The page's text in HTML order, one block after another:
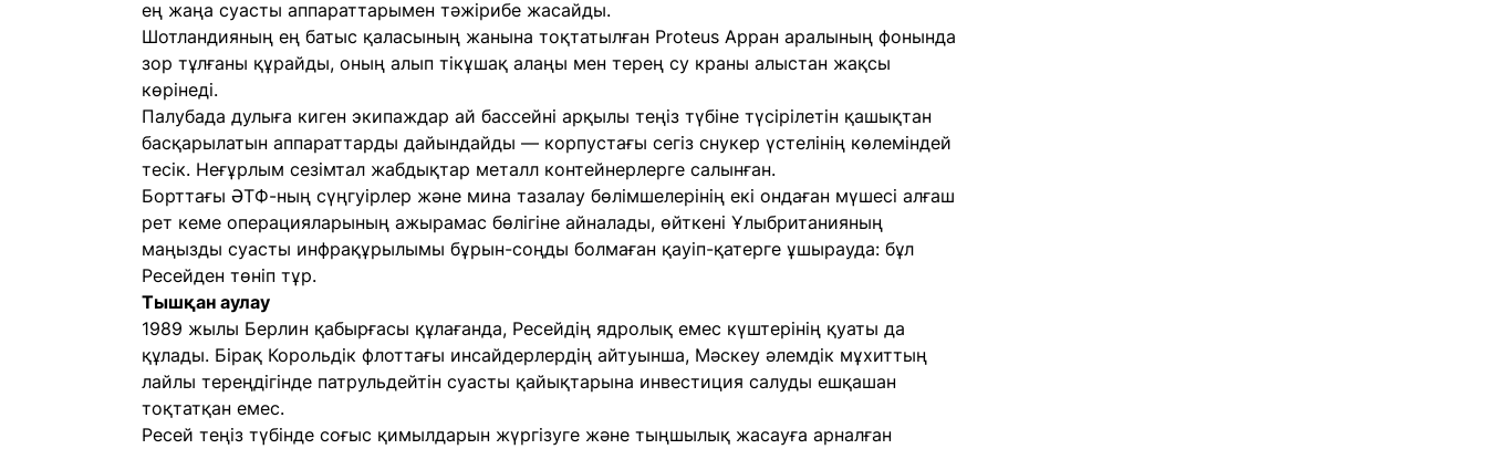
ең жаңа суасты аппараттарымен тәжірибе жасайды.
Шотландияның ең батыс қаласының жанына тоқтатылған Proteus Арран аралының фонында
зор тұлғаны құрайды, оның алып тікұшақ алаңы мен терең су краны алыстан жақсы
көрінеді.
Палубада дулыға киген экипаждар ай бассейні арқылы теңіз түбіне түсірілетін қашықтан
басқарылатын аппараттарды дайындайды — корпустағы сегіз снукер үстелінің көлеміндей
тесік. Неғұрлым сезімтал жабдықтар металл контейнерлерге салынған.
Борттағы ӘТФ-ның сүңгуірлер және мина тазалау бөлімшелерінің екі ондаған мүшесі алғаш
рет кеме операцияларының ажырамас бөлігіне айналады, өйткені Ұлыбританияның
маңызды суасты инфрақұрылымы бұрын-соңды болмаған қауіп-қатерге ұшырауда: бұл
Ресейден төніп тұр.
Тышқан аулау
1989 жылы Берлин қабырғасы құлағанда, Ресейдің ядролық емес күштерінің қуаты да
құлады. Бірақ Корольдік флоттағы инсайдерлердің айтуынша, Мәскеу әлемдік мұхиттың
лайлы тереңдігінде патрульдейтін суасты қайықтарына инвестиция салуды ешқашан
тоқтатқан емес.
Ресей теңіз түбінде соғыс қимылдарын жүргізуге және тыңшылық жасауға арналған